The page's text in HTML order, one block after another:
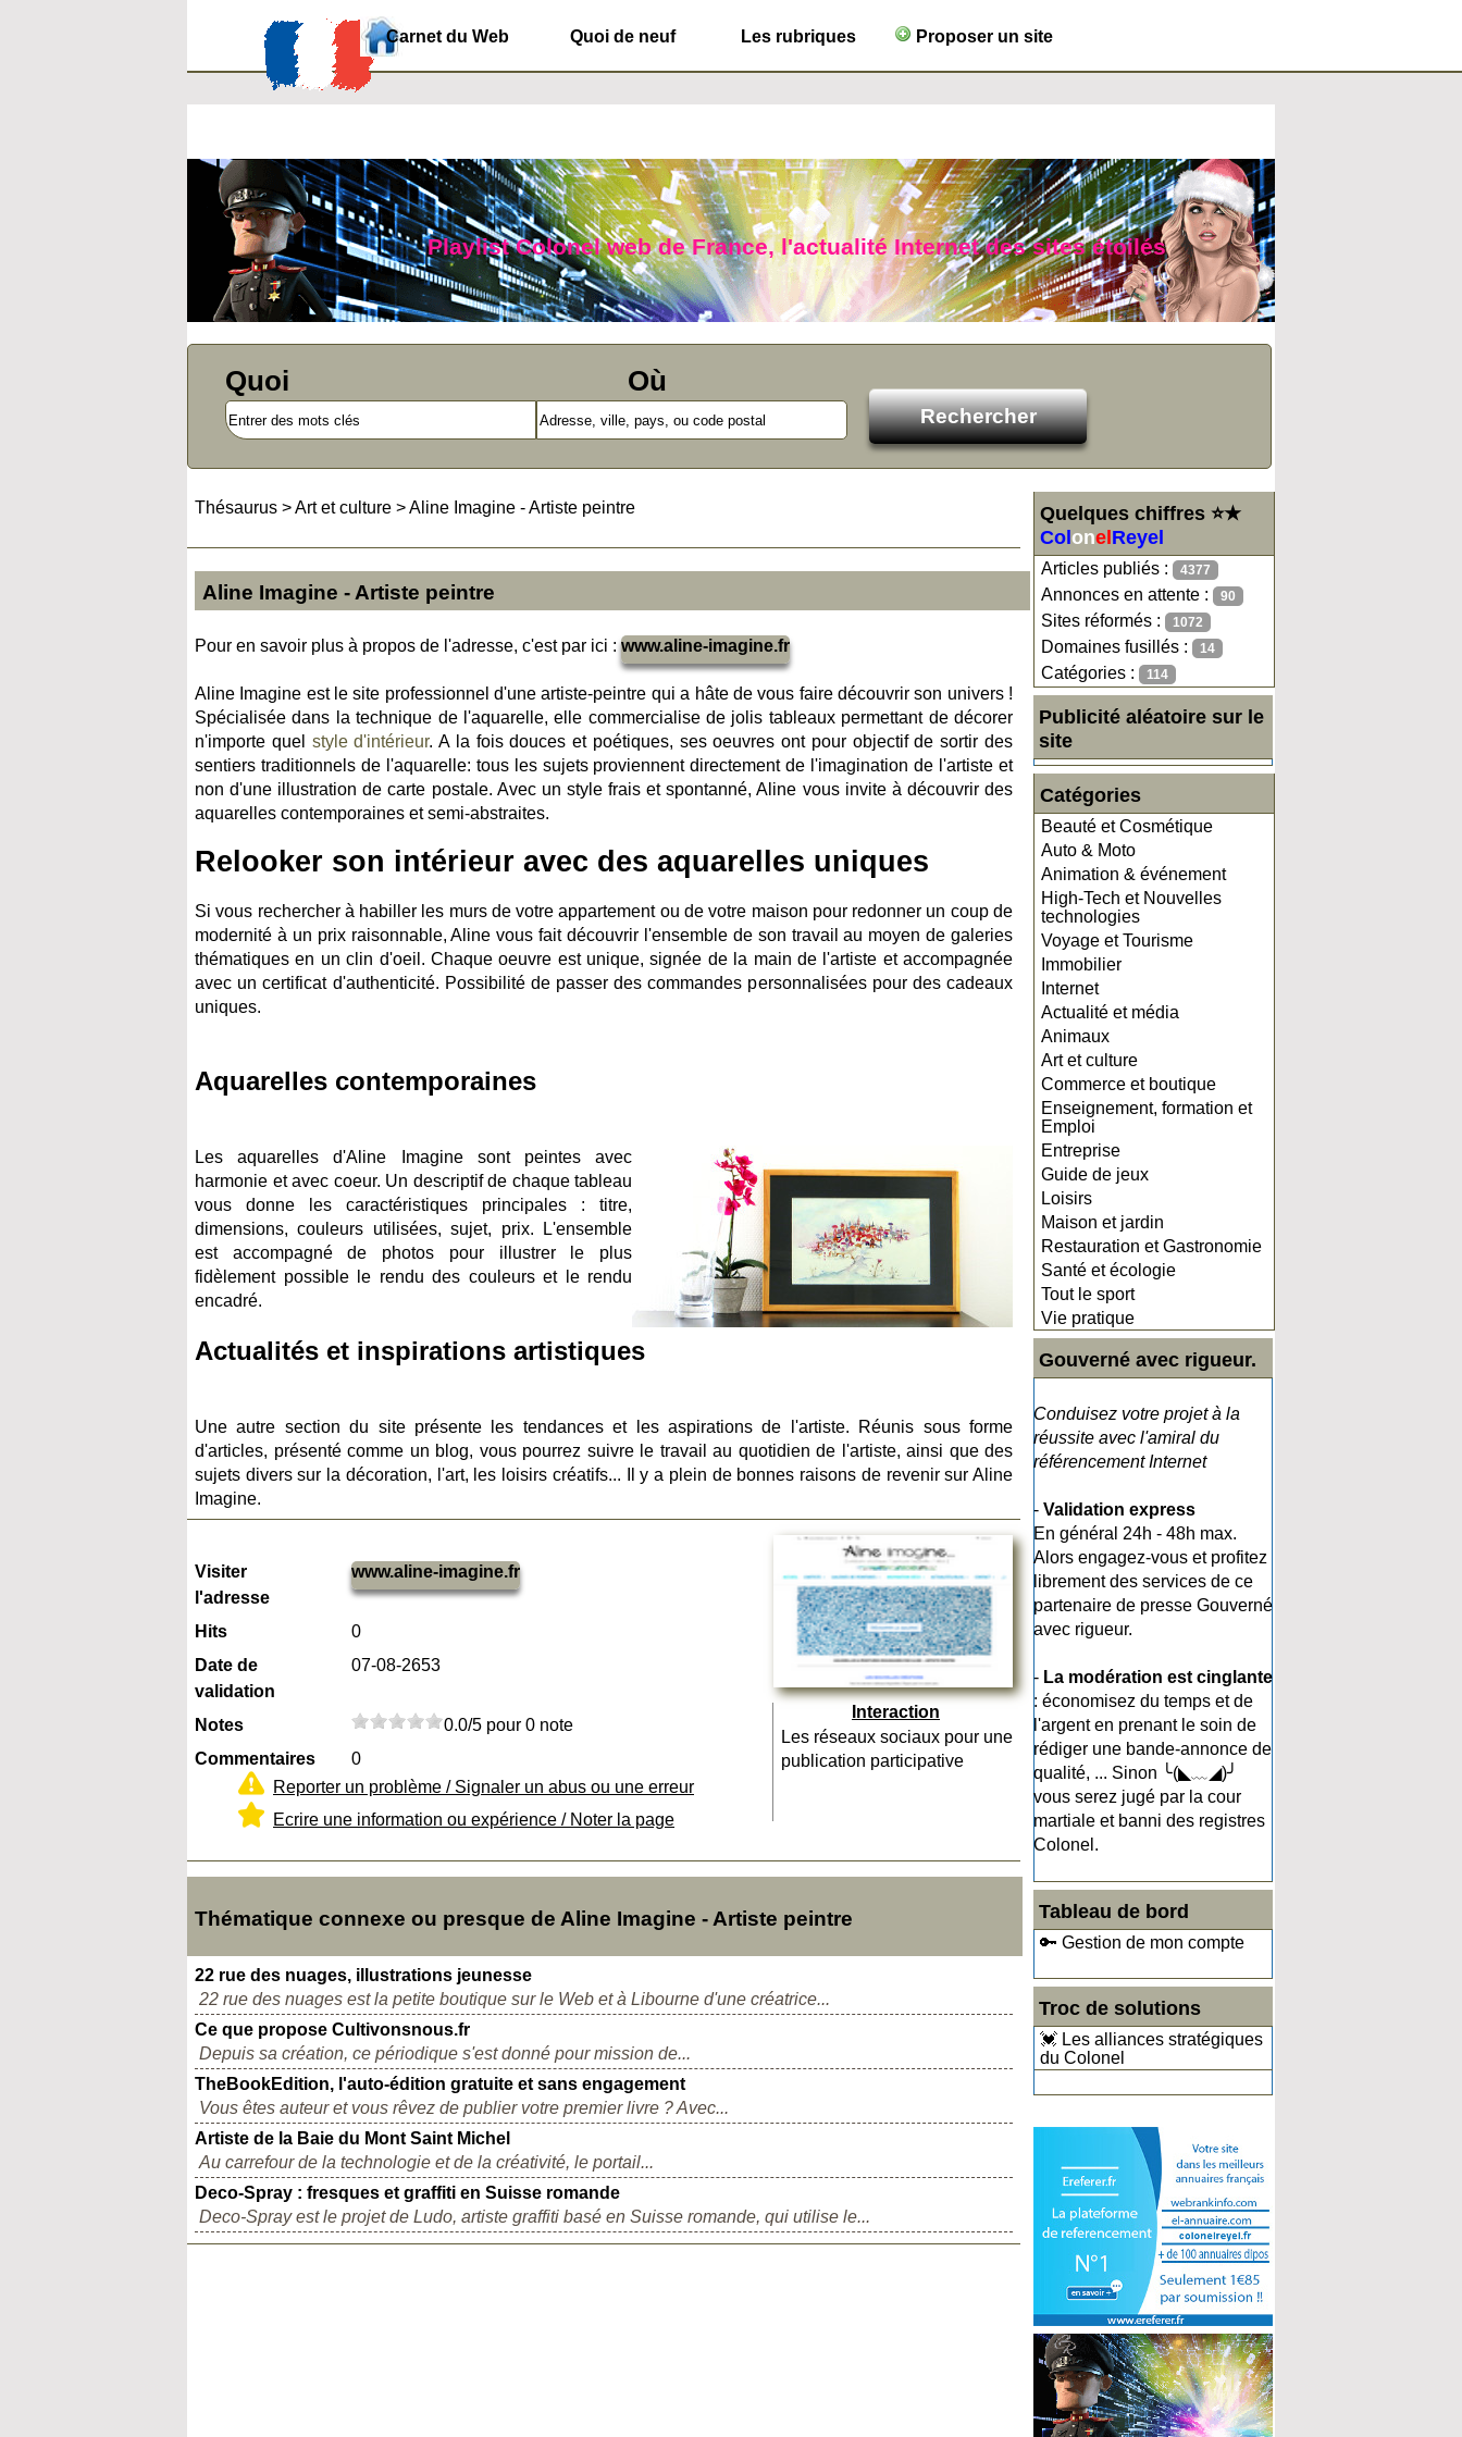
Carnet du Web Quoi de neuf Les rubriques Proposer un site
Playlist Colonel web de France, l'actualité Internet des sites étoilés
Quoi Où
Quelques chiffres ⭐★
Col onel Reyel
Articles publiés : 4377
Annonces en attente : 90
Sites réformés : 1072
Domaines fusillés : 14
Catégories : 114
Publicité aléatoire sur le
site
Catégories
Beauté et Cosmétique
Auto & Moto
Animation & événement
High-Tech et Nouvelles
technologies
Voyage et Tourisme
Immobilier
Internet
Actualité et média
Animaux
Art et culture
Commerce et boutique
Enseignement, formation et
Emploi
Entreprise
Guide de jeux
Loisirs
Maison et jardin
Restauration et Gastronomie
Santé et écologie
Tout le sport
Vie pratique
Gouverné avec rigueur.
Conduisez votre projet à la
réussite avec l'amiral du
référencement Internet
- Validation express
En général 24h - 48h max.
Alors engagez-vous et profitez
librement des services de ce
partenaire de presse Gouverné
avec rigueur.
- La modération est cinglante
: économisez du temps et de
l'argent en prenant le soin de
rédiger une bande-annonce de
qualité, ... Sinon ╰(◣﹏◢)╯
vous serez jugé par la cour
martiale et banni des registres
Colonel.
Tableau de bord
🔑 Gestion de mon compte
Troc de solutions
💓 Les alliances stratégiques
du Colonel
Thésaurus >Art et culture >Aline Imagine - Artiste peintre
Aline Imagine - Artiste peintre
Pour en savoir plus à propos de l'adresse, c'est par ici :www.aline-imagine.fr
Aline Imagine est le site professionnel d'une artiste-peintre qui a hâte de vous faire découvrir son univers !
Spécialisée dans la technique de l'aquarelle, elle commercialise de jolis tableaux permettant de décorer
n'importe quel style d'intérieur. A la fois douces et poétiques, ses oeuvres ont pour objectif de sortir des
sentiers traditionnels de l'aquarelle: tous les sujets proviennent directement de l'imagination de l'artiste et
non d'une illustration de carte postale. Avec un style frais et spontanné, Aline vous invite à découvrir des
aquarelles contemporaines et semi-abstraites.
Relooker son intérieur avec des aquarelles uniques
Si vous rechercher à habiller les murs de votre appartement ou de votre maison pour redonner un coup de
modernité à un prix raisonnable, Aline vous fait découvrir l'ensemble de son travail au moyen de galeries
thématiques en un clin d'oeil. Chaque oeuvre est unique, signée de la main de l'artiste et accompagnée
avec un certificat d'authenticité. Possibilité de passer des commandes personnalisées pour des cadeaux
uniques.
Aquarelles contemporaines
Les aquarelles d'Aline Imagine sont peintes avec
harmonie et avec coeur. Un descriptif de chaque tableau
vous donne les caractéristiques principales : titre,
dimensions, couleurs utilisées, sujet, prix. L'ensemble
est accompagné de photos pour illustrer le plus
fidèlement possible le rendu des couleurs et le rendu
encadré.
Actualités et inspirations artistiques
Une autre section du site présente les tendances et les aspirations de l'artiste. Réunis sous forme
d'articles, présenté comme un blog, vous pourrez suivre le travail au quotidien de l'artiste, ainsi que des
sujets divers sur la décoration, l'art, les loisirs créatifs... Il y a plein de bonnes raisons de revenir sur Aline
Imagine.
Visiter
l'adresse
www.aline-imagine.fr
Hits
0
Date de
validation
07-08-2653
Notes
0.0/5 pour 0 note
Commentaires
0
Reporter un problème / Signaler un abus ou une erreur
Ecrire une information ou expérience / Noter la page
Interaction
Les réseaux sociaux pour une
publication participative
Thématique connexe ou presque de Aline Imagine - Artiste peintre
22 rue des nuages, illustrations jeunesse
22 rue des nuages est la petite boutique sur le Web et à Libourne d'une créatrice...
Ce que propose Cultivonsnous.fr
Depuis sa création, ce périodique s'est donné pour mission de...
TheBookEdition, l'auto-édition gratuite et sans engagement
Vous êtes auteur et vous rêvez de publier votre premier livre ? Avec...
Artiste de la Baie du Mont Saint Michel
Au carrefour de la technologie et de la créativité, le portail...
Deco‑Spray : fresques et graffiti en Suisse romande
Deco-Spray est le projet de Ludo, artiste graffiti basé en Suisse romande, qui utilise le...